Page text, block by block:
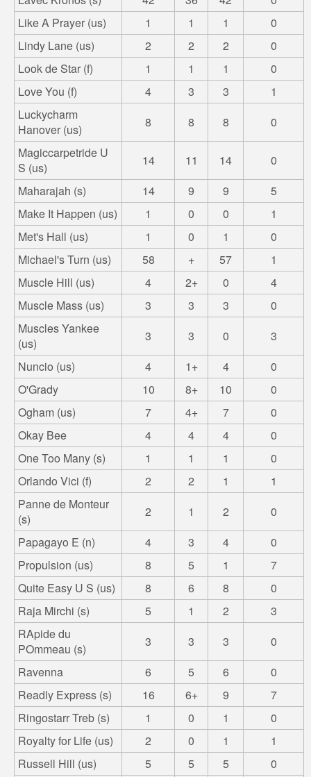
Like A Prayer (us)
1 1 1
0
Lindy Lane (us)
2 2 2
0
Look de Star (f)
1 1 1
0
Love You (f)
4 3 3
1
Luckycharm
Hanover (us)
8 8 8
0
Magiccarpetride U
S (us)
14 11 14
0
Maharajah (s)
14 9 9
5
Make It Happen (us)
1 0 0
1
Met's Hall (us)
1 0 1
0
Michael's Turn (us)
58 + 57
1
Muscle Hill (us)
4 2+ 0
4
Muscle Mass (us)
3 3 3
0
Muscles Yankee
(us)
3 3 0
3
Nuncio (us)
4 1+ 4
0
O'Grady
10 8+ 10
0
Ogham (us)
7 4+ 7
0
Okay Bee
4 4 4
0
One Too Many (s)
1 1 1
0
Orlando Vici (f)
2 2 1
1
Panne de Monteur
(s)
2 1 2
0
Papagayo E (n)
4 3 4
0
Propulsion (us)
8 5 1
7
Quite Easy U S (us)
8 6 8
0
Raja Mirchi (s)
5 1 2
3
RApide du
POmmeau (s)
3 3 3
0
Ravenna
6 5 6
0
Readly Express (s)
16 6+ 9
7
Ringostarr Treb (s)
1 0 1
0
Royalty for Life (us)
2 0 1
1
Russell Hill (us)
5 5 5
0